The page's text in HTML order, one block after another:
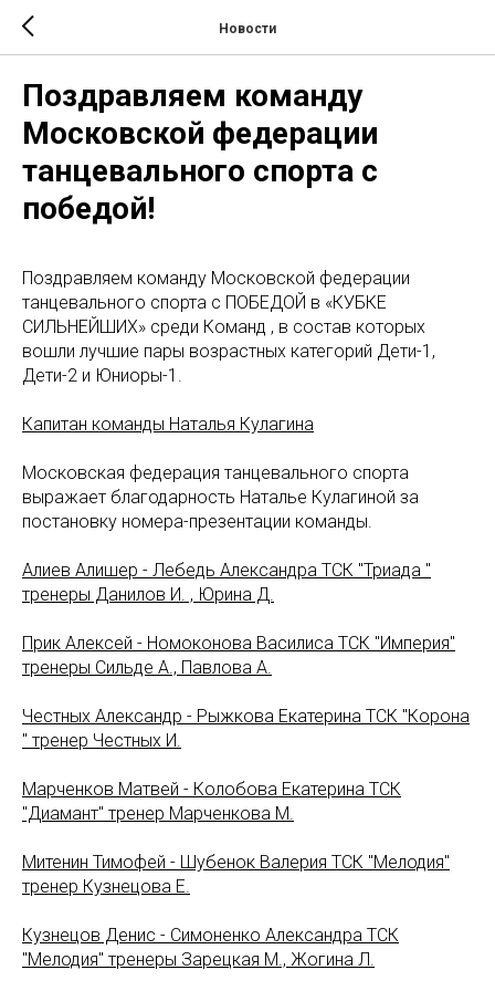
Новости
Поздравляем команду
Московской федерации
танцевального спорта с
победой!
Поздравляем команду Московской федерации
танцевального спорта с ПОБЕДОЙ в «КУБКЕ
СИЛЬНЕЙШИХ» среди Команд , в состав которых
вошли лучшие пары возрастных категорий Дети-1,
Дети-2 и Юниоры-1.
Капитан команды Наталья Кулагина
Московская федерация танцевального спорта
выражает благодарность Наталье Кулагиной за
постановку номера-презентации команды.
Алиев Алишер - Лебедь Александра ТСК "Триада "
тренеры Данилов И. , Юрина Д.
Прик Алексей - Номоконова Василиса ТСК "Империя"
тренеры Сильде А., Павлова А.
Честных Александр - Рыжкова Екатерина ТСК "Корона
" тренер Честных И.
Марченков Матвей - Колобова Екатерина ТСК
"Диамант" тренер Марченкова М.
Митенин Тимофей - Шубенок Валерия ТСК "Мелодия"
тренер Кузнецова Е.
Кузнецов Денис - Симоненко Александра ТСК
"Мелодия" тренеры Зарецкая М., Жогина Л.